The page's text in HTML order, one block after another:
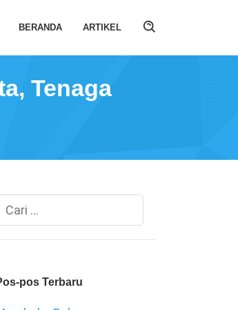
BERANDA
ARTIKEL
Tenaga
Cari
pos Terbaru